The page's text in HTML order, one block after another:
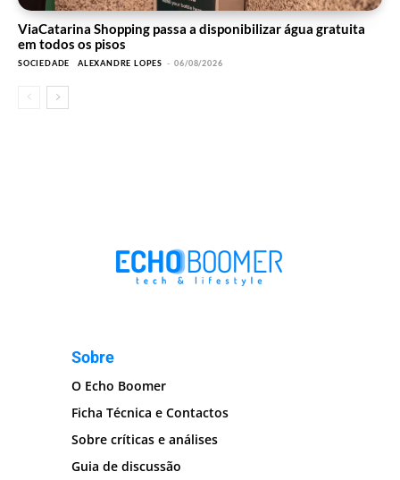
ViaCatarina Shopping passa a disponibilizar água gratuita
em todos os pisos
SOCIEDADE ALEXANDRE LOPES - 06/08/2026
Sobre
O Echo Boomer
Ficha Técnica e Contactos
Sobre críticas e análises
Guia de discussão